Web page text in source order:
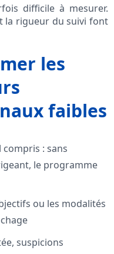
difficile à mesurer.
la rigueur du suivi font
les
faibles
: sans
le programme
ou les modalités
suspicions